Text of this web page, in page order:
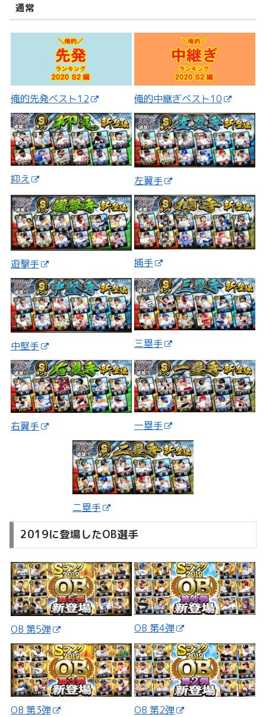
通常
俺的先発ベスト12 俺的中継ぎベスト10
抑え 左翼手
遊撃手 捕手
中堅手 三塁手
右翼手 一塁手
二塁手
2019に登場したOB選手
OB 第5弾 OB 第4弾
OB 第3弾 OB 第2弾